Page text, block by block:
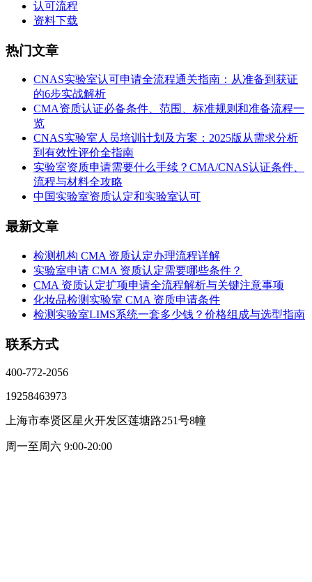
认可流程
资料下载
热门文章
CNAS实验室认可申请全流程通关指南：从准备到获证
的6步实战解析
CMA资质认证必备条件、范围、标准规则和准备流程一
览
CNAS实验室人员培训计划及方案：2025版从需求分析
到有效性评价全指南
实验室资质申请需要什么手续？CMA/CNAS认证条件、
流程与材料全攻略
中国实验室资质认定和实验室认可
最新文章
检测机构 CMA 资质认定办理流程详解
实验室申请 CMA 资质认定需要哪些条件？
CMA 资质认定扩项申请全流程解析与关键注意事项
化妆品检测实验室 CMA 资质申请条件
检测实验室LIMS系统一套多少钱？价格组成与选型指南
联系方式
400-772-2056
19258463973
上海市奉贤区星火开发区莲塘路251号8幢
周一至周六 9:00-20:00